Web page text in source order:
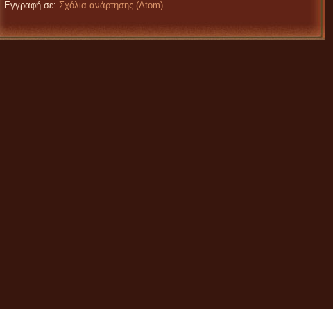
Εγγραφή σε: Σχόλια ανάρτησης (Atom)